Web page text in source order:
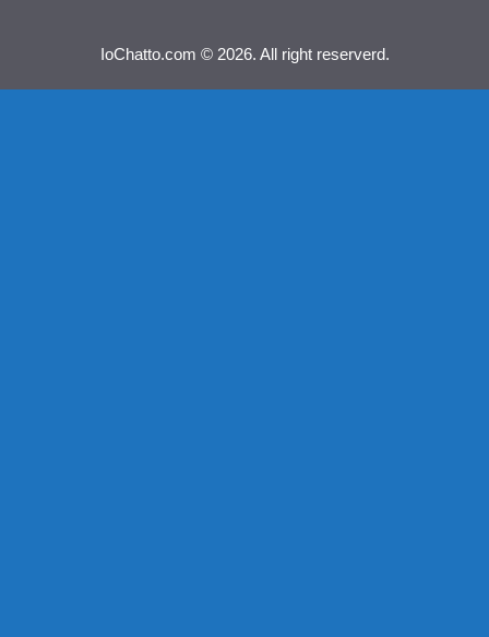
IoChatto.com © 2026. All right reserverd.